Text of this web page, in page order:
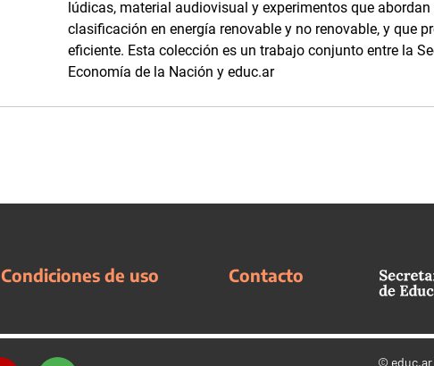
lúdicas, material audiovisual y experimentos que
clasificación en energía renovable y no renovable, y que
eficiente. Esta colección es un trabajo conjunto entre la
Economía de la Nación y educ.ar
Condiciones de uso Contacto
© educ.ar